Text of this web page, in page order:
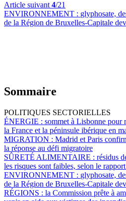
Article suivant 4/21
ENVIRONNEMENT : glyphosate,
de la Région de Bruxelles-Capitale
Sommaire
POLITIQUES SECTORIELLES
ÉNERGIE : sommet à Lisbonne pour
la France et la péninsule ibérique en
MIGRATION : Madrid et Paris
la réponse au défi migratoire
SÛRETÉ ALIMENTAIRE : résidus
les risques sont faibles, selon le
ENVIRONNEMENT : glyphosate,
de la Région de Bruxelles-Capitale
RÉGIONS : la Commission prête à